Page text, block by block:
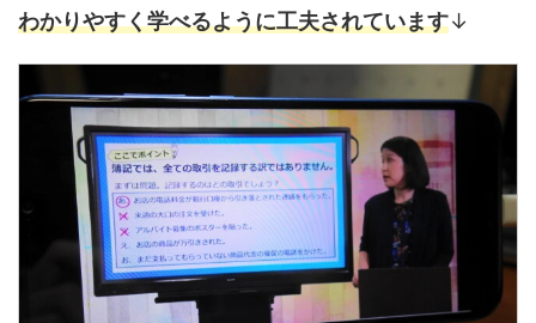
わかりやすく学べるように工夫されています↓